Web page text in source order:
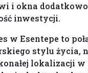
i okna
inwestycji.
w Esentepe to
stylu życia,
lokalizacji w